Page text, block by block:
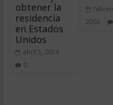
obtener la
residencia
en Estados
Unidos
abril 5, 2014
0
2003